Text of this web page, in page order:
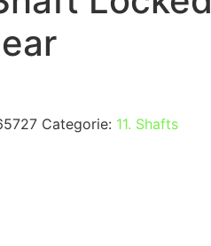
Categorie: 11. Shafts